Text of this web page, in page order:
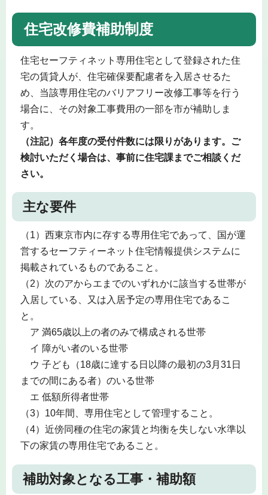
住宅改修費補助制度
住宅セーフティネット専用住宅として登録された住
宅の賃貸人が、住宅確保要配慮者を入居させるた
め、当該専用住宅のバリアフリー改修工事等を行う
場合に、その対象工事費用の一部を市が補助しま
す。
（注記）各年度の受付件数には限りがあります。ご
検討いただく場合は、事前に住宅課までご相談くだ
さい。
主な要件
（1）西東京市内に存する専用住宅であって、国が運
営するセーフティーネット住宅情報提供システムに
掲載されているものであること。
（2）次のアからエまでのいずれかに該当する世帯が
入居している、又は入居予定の専用住宅であるこ
と。
ア 満65歳以上の者のみで構成される世帯
イ 障がい者のいる世帯
ウ 子ども（18歳に達する日以降の最初の3月31日
までの間にある者）のいる世帯
エ 低額所得者世帯
（3）10年間、専用住宅として管理すること。
（4）近傍同種の住宅の家賃と均衡を失しない水準以
下の家賃の専用住宅であること。
補助対象となる工事・補助額